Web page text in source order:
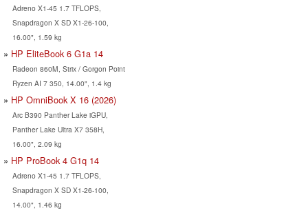
Adreno X1-45 1.7 TFLOPS,
Snapdragon X SD X1-26-100,
16.00", 1.59 kg
HP EliteBook 6 G1a 14
Radeon 860M, Strix / Gorgon Point
Ryzen AI 7 350, 14.00", 1.4 kg
HP OmniBook X 16 (2026)
Arc B390 Panther Lake iGPU,
Panther Lake Ultra X7 358H,
16.00", 2.09 kg
HP ProBook 4 G1q 14
Adreno X1-45 1.7 TFLOPS,
Snapdragon X SD X1-26-100,
14.00", 1.46 kg